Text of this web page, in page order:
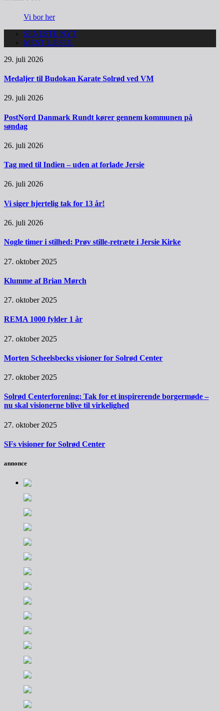
Vi bor her
SENESTE NYT
MEST LÆSTE
29. juli 2026
Medaljer til Budokan Karate Solrød ved VM
29. juli 2026
PostNord Danmark Rundt kører gennem kommunen på
søndag
26. juli 2026
Tag med til Indien – uden at forlade Jersie
26. juli 2026
Vi siger hjertelig tak for 13 år!
26. juli 2026
Nogle timer i stilhed: Prøv stille-retræte i Jersie Kirke
27. oktober 2025
Klumme af Brian Mørch
27. oktober 2025
REMA 1000 fylder 1 år
27. oktober 2025
Morten Scheelsbecks visioner for Solrød Center
27. oktober 2025
Solrød Centerforening: Tak for et inspirerende borgermøde –
nu skal visionerne blive til virkelighed
27. oktober 2025
SFs visioner for Solrød Center
annonce